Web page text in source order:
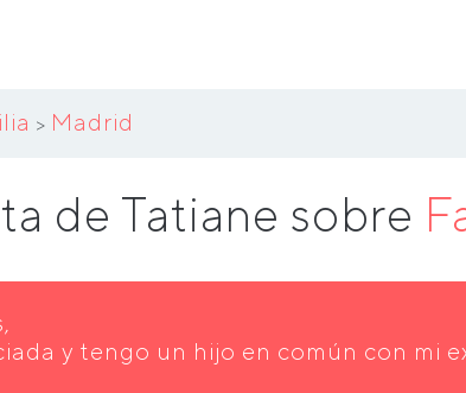
> Madrid
de Tatiane sobre
y tengo un hijo en común con mi